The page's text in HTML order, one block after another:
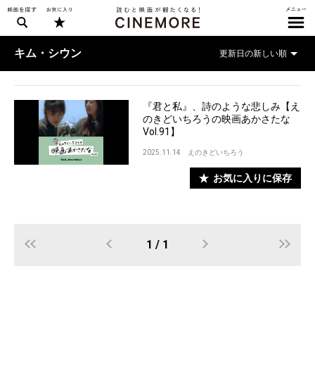
キム・シウン
『君と私』、詩のような悲しみ【え
のきどいちろうの映画あかさたな
Vol.91】
2025.11.14 えのきどいちろう
お気に入りに保存
1 / 1